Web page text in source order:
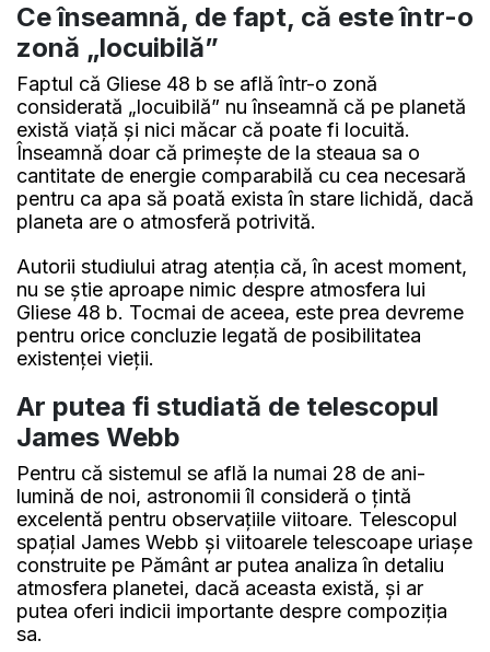
Ce înseamnă, de fapt, că este într-o
zonă „locuibilă”
Faptul că Gliese 48 b se află într-o zonă
considerată „locuibilă” nu înseamnă că pe planetă
există viață și nici măcar că poate fi locuită.
Înseamnă doar că primește de la steaua sa o
cantitate de energie comparabilă cu cea necesară
pentru ca apa să poată exista în stare lichidă, dacă
planeta are o atmosferă potrivită.
Autorii studiului atrag atenția că, în acest moment,
nu se știe aproape nimic despre atmosfera lui
Gliese 48 b. Tocmai de aceea, este prea devreme
pentru orice concluzie legată de posibilitatea
existenței vieții.
Ar putea fi studiată de telescopul
James Webb
Pentru că sistemul se află la numai 28 de ani-
lumină de noi, astronomii îl consideră o țintă
excelentă pentru observațiile viitoare. Telescopul
spațial James Webb și viitoarele telescoape uriașe
construite pe Pământ ar putea analiza în detaliu
atmosfera planetei, dacă aceasta există, și ar
putea oferi indicii importante despre compoziția
sa.